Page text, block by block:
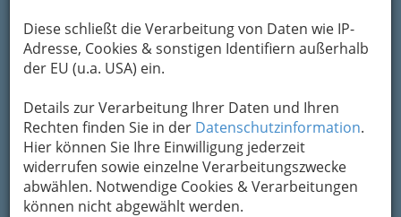
Diese schließt die Verarbeitung von Daten wie IP-
Adresse, Cookies & sonstigen Identifiern außerhalb
der EU (u.a. USA) ein.
Details zur Verarbeitung Ihrer Daten und Ihren
Rechten finden Sie in der Datenschutzinformation.
Hier können Sie Ihre Einwilligung jederzeit
widerrufen sowie einzelne Verarbeitungszwecke
abwählen. Notwendige Cookies & Verarbeitungen
können nicht abgewählt werden.